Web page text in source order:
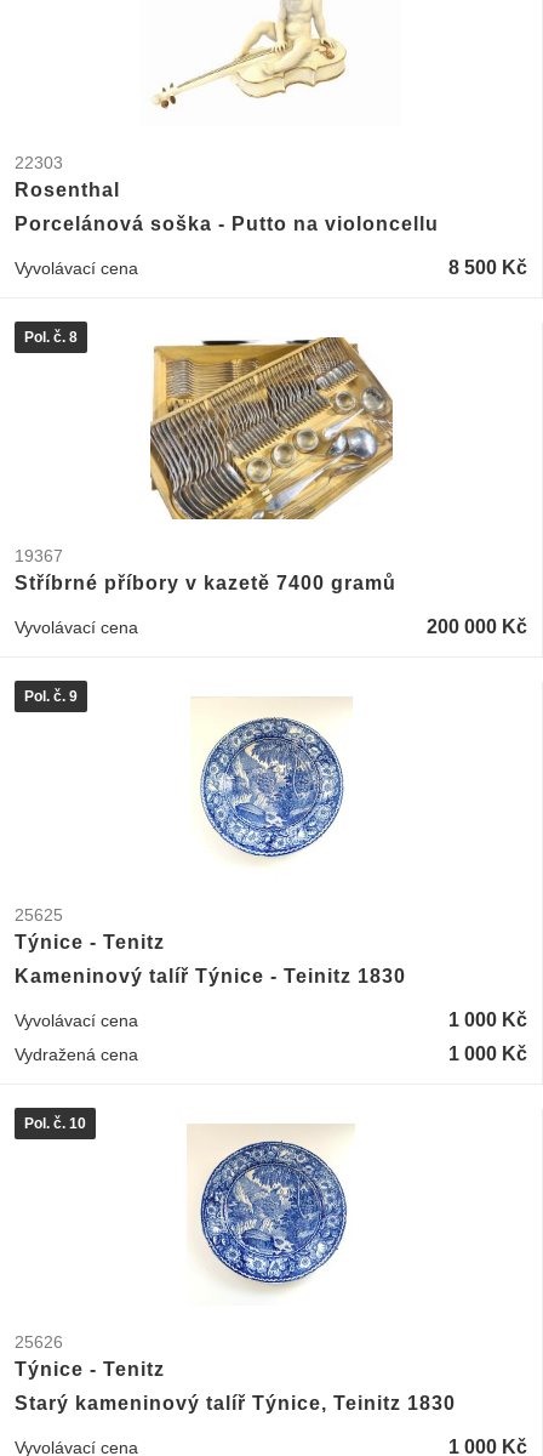
22303
Rosenthal
Porcelánová soška - Putto na violoncellu
Vyvolávací cena 8 500 Kč
Pol. č. 8
19367
Stříbrné příbory v kazetě 7400 gramů
Vyvolávací cena 200 000 Kč
Pol. č. 9
25625
Týnice - Tenitz
Kameninový talíř Týnice - Teinitz 1830
Vyvolávací cena 1 000 Kč
Vydražená cena 1 000 Kč
Pol. č. 10
25626
Týnice - Tenitz
Starý kameninový talíř Týnice, Teinitz 1830
Vyvolávací cena 1 000 Kč